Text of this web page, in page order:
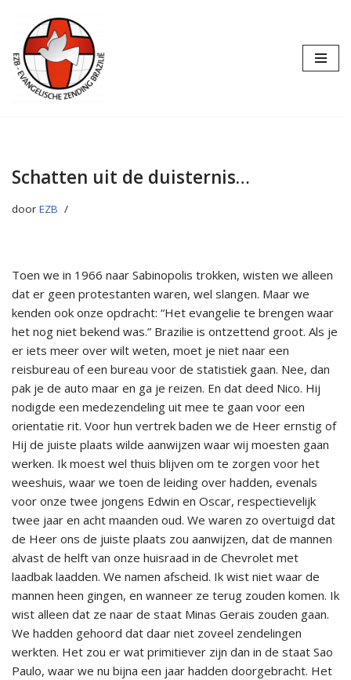
Ga
naar
de
inhoud
Schatten uit de duisternis…
door EZB
Toen we in 1966 naar Sabinopolis trokken, wisten we alleen
dat er geen protestanten waren, wel slangen. Maar we
kenden ook onze opdracht: “Het evangelie te brengen waar
het nog niet bekend was.” Brazilie is ontzettend groot. Als je
er iets meer over wilt weten, moet je niet naar een
reisbureau of een bureau voor de statistiek gaan. Nee, dan
pak je de auto maar en ga je reizen. En dat deed Nico. Hij
nodigde een medezendeling uit mee te gaan voor een
orientatie rit. Voor hun vertrek baden we de Heer ernstig of
Hij de juiste plaats wilde aanwijzen waar wij moesten gaan
werken. Ik moest wel thuis blijven om te zorgen voor het
weeshuis, waar we toen de leiding over hadden, evenals
voor onze twee jongens Edwin en Oscar, respectievelijk
twee jaar en acht maanden oud. We waren zo overtuigd dat
de Heer ons de juiste plaats zou aanwijzen, dat de mannen
alvast de helft van onze huisraad in de Chevrolet met
laadbak laadden. We namen afscheid. Ik wist niet waar de
mannen heen gingen, en wanneer ze terug zouden komen. Ik
wist alleen dat ze naar de staat Minas Gerais zouden gaan.
We hadden gehoord dat daar niet zoveel zendelingen
werkten. Het zou er wat primitiever zijn dan in de staat Sao
Paulo, waar we nu bijna een jaar hadden doorgebracht. Het